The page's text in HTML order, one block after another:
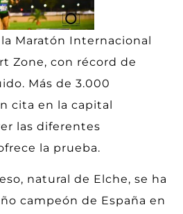
Maratón Internacional
Zone, con récord de
Más de 3.000
cita en la capital
las diferentes
la prueba.
natural de Elche, se ha
campeón de España en